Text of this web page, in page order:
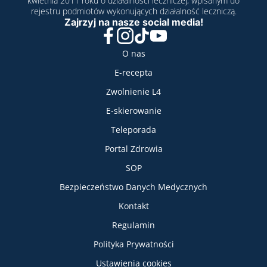
rejestru podmiotów wykonujących działalność leczniczą.
O nas
E-recepta
Zwolnienie L4
E-skierowanie
Teleporada
Portal Zdrowia
SOP
Bezpieczeństwo Danych Medycznych
Kontakt
Regulamin
Polityka Prywatności
Ustawienia cookies
Zajrzyj na nasze social media!
Facebook
Instagram
TikTokYouTube